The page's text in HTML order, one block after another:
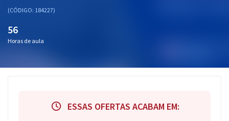
(CÓDIGO: 184227)
56
Horas de aula
ESSAS OFERTAS ACABAM EM: